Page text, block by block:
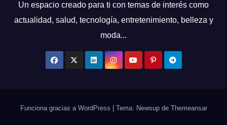
Un espacio creado para ti con temas de interés como
actualidad, salud, tecnología, entretenimiento, belleza y
moda...
Funciona gracias a WordPress Tema: Newsup de Themeansar